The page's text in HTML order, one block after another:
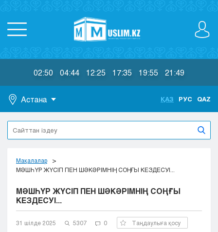
02:50 04:44 12:25 17:35 19:55 21:49
Астана
Астана
Алматы
Актобе
Атырау
Караганда
Кокшетау
Кызылорда
ҚАЗ РУС QAZ
Мақалалар
МӘШҺҮР ЖҮСІП ПЕН ШӘКӘРІМНІҢ СОҢҒЫ КЕЗДЕСУІ...
МӘШҺҮР ЖҮСІП ПЕН ШӘКӘРІМНІҢ СОҢҒЫ
КЕЗДЕСУІ...
31 шілде 2025 5307 0 Таңдаулыға қосу